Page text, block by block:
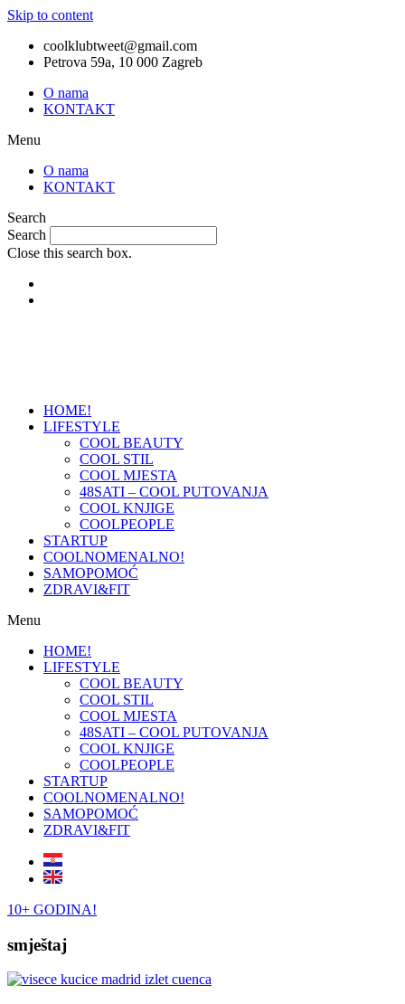
Skip to content
coolklubtweet@gmail.com
Petrova 59a, 10 000 Zagreb
O nama
KONTAKT
Menu
O nama
KONTAKT
Search
Search
Close this search box.
HOME!
LIFESTYLE
COOL BEAUTY
COOL STIL
COOL MJESTA
48SATI – COOL PUTOVANJA
COOL KNJIGE
COOLPEOPLE
STARTUP
COOLNOMENALNO!
SAMOPOMOĆ
ZDRAVI&FIT
Menu
HOME!
LIFESTYLE
COOL BEAUTY
COOL STIL
COOL MJESTA
48SATI – COOL PUTOVANJA
COOL KNJIGE
COOLPEOPLE
STARTUP
COOLNOMENALNO!
SAMOPOMOĆ
ZDRAVI&FIT
10+ GODINA!
smještaj